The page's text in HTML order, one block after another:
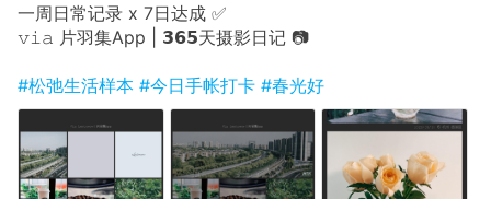
一周日常记录 x 7日达成 ✅
𝚟𝚒𝚊 片羽集App | 𝟯𝟲𝟱天摄影日记 📷
#松弛生活样本 #今日手帐打卡 #春光好